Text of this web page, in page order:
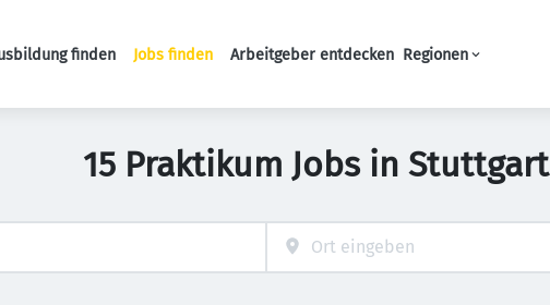
Haupt-Navigation
finden Jobs finden Arbeitgeber entdecken Regionen
15 Praktikum Jobs in Stuttgart